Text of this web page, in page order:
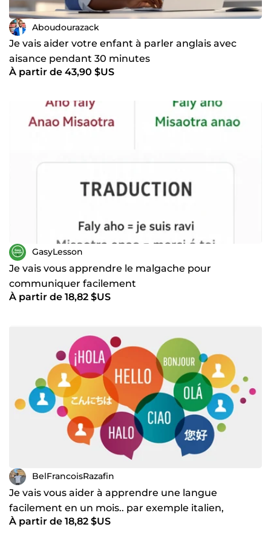
Aboudourazack
Je vais aider votre enfant à parler anglais avec
aisance pendant 30 minutes
À partir de 43,90 $US
GasyLesson
Je vais vous apprendre le malgache pour
communiquer facilement
À partir de 18,82 $US
BelFrancoisRazafin
Je vais vous aider à apprendre une langue
facilement en un mois.. par exemple italien,
allemand, anglais
À partir de 18,82 $US